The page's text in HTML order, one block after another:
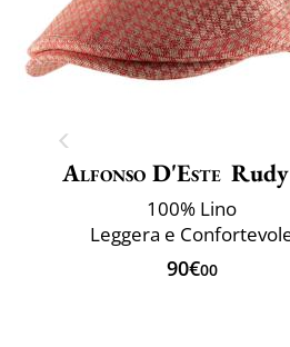
Alfonso D'Este
100% Lino
Leggera e
90€00